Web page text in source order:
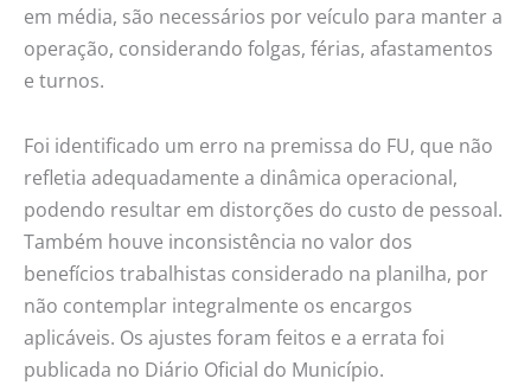
em média, são necessários por veículo para manter a
operação, considerando folgas, férias, afastamentos
e turnos.
Foi identificado um erro na premissa do FU, que não
refletia adequadamente a dinâmica operacional,
podendo resultar em distorções do custo de pessoal.
Também houve inconsistência no valor dos
benefícios trabalhistas considerado na planilha, por
não contemplar integralmente os encargos
aplicáveis. Os ajustes foram feitos e a errata foi
publicada no Diário Oficial do Município.